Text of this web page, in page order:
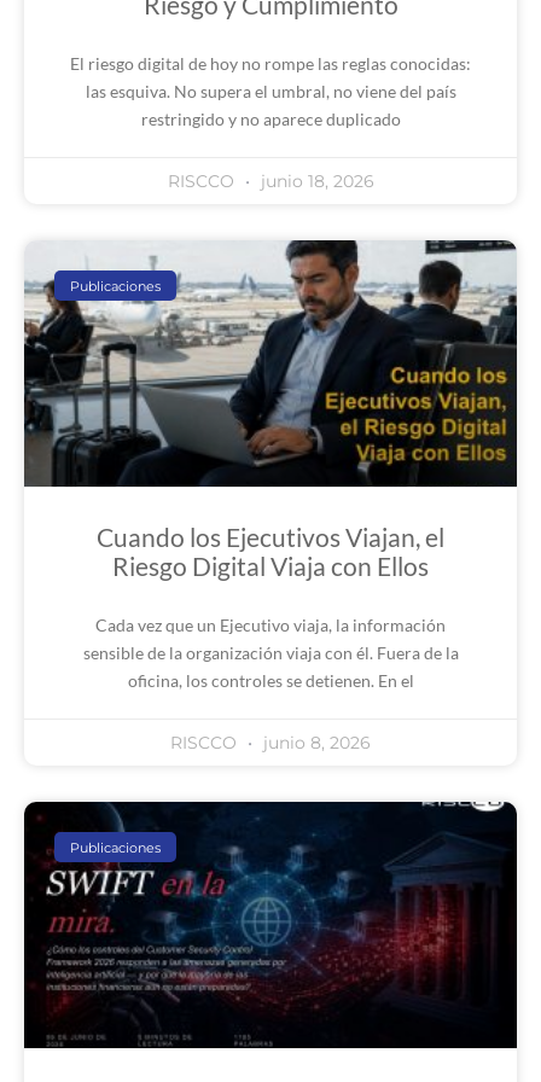
El riesgo digital de hoy no rompe las reglas conocidas:
las esquiva. No supera el umbral, no viene del país
restringido y no aparece duplicado
RISCCO junio 18, 2026
Publicaciones
Cuando los Ejecutivos Viajan, el
Riesgo Digital Viaja con Ellos
Cada vez que un Ejecutivo viaja, la información
sensible de la organización viaja con él. Fuera de la
oficina, los controles se detienen. En el
RISCCO junio 8, 2026
Publicaciones